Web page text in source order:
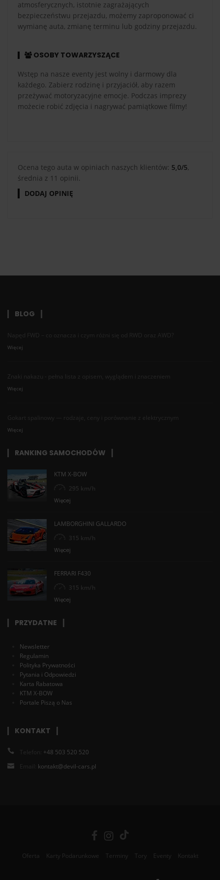
atmosferycznych, istotnie zagrażających
bezpieczeństwu przejazdu, możemy zaproponować ci
wymianę auta, zmianę terminu lub godziny przejazdu.
OSOBY TOWARZYSZĄCE
Wstęp na nasze eventy jest wolny i darmowy dla
każdego. Zabierz rodzinę i przyjaciół, aby razem
przeżywać motoryzacyjne emocje. Podczas imprezy
możecie robić zdjęcia i nagrywać pamiątkowe filmy!
Ocena tego auta w opiniach naszych klientów: 5,0/5,
średnia z 11 opinii.
DODAJ OPINIĘ
BLOG
Napęd FWD – co oznacza i czym różni się od RWD oraz AWD?
Więcej
Znaki nakazu - pełna lista z opisem, wyglądem i znaczeniem
Więcej
Gokart spalinowy — rodzaje, ceny i porównanie z elektrycznym
Więcej
RANKING SAMOCHODÓW
KTM X-BOW
295 km/h
Więcej
LAMBORGHINI GALLARDO
315 km/h
Więcej
FERRARI F430
315 km/h
Więcej
PRZYDATNE
Newsletter
Regulamin
Polityka Prywatności
Pytania i Odpowiedzi
Karta Rabatowa
KTM X-BOW
Portale Piszą o Nas
KONTAKT
Telefon: +48 503 520 520
Email: kontakt@devil-cars.pl
Oferta Karty Podarunkowe Terminy Tory Eventy Kontakt